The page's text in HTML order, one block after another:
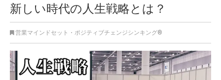
新しい時代の人生戦略とは？
営業マインドセット ・ ポジティブチェンジシンキング®️